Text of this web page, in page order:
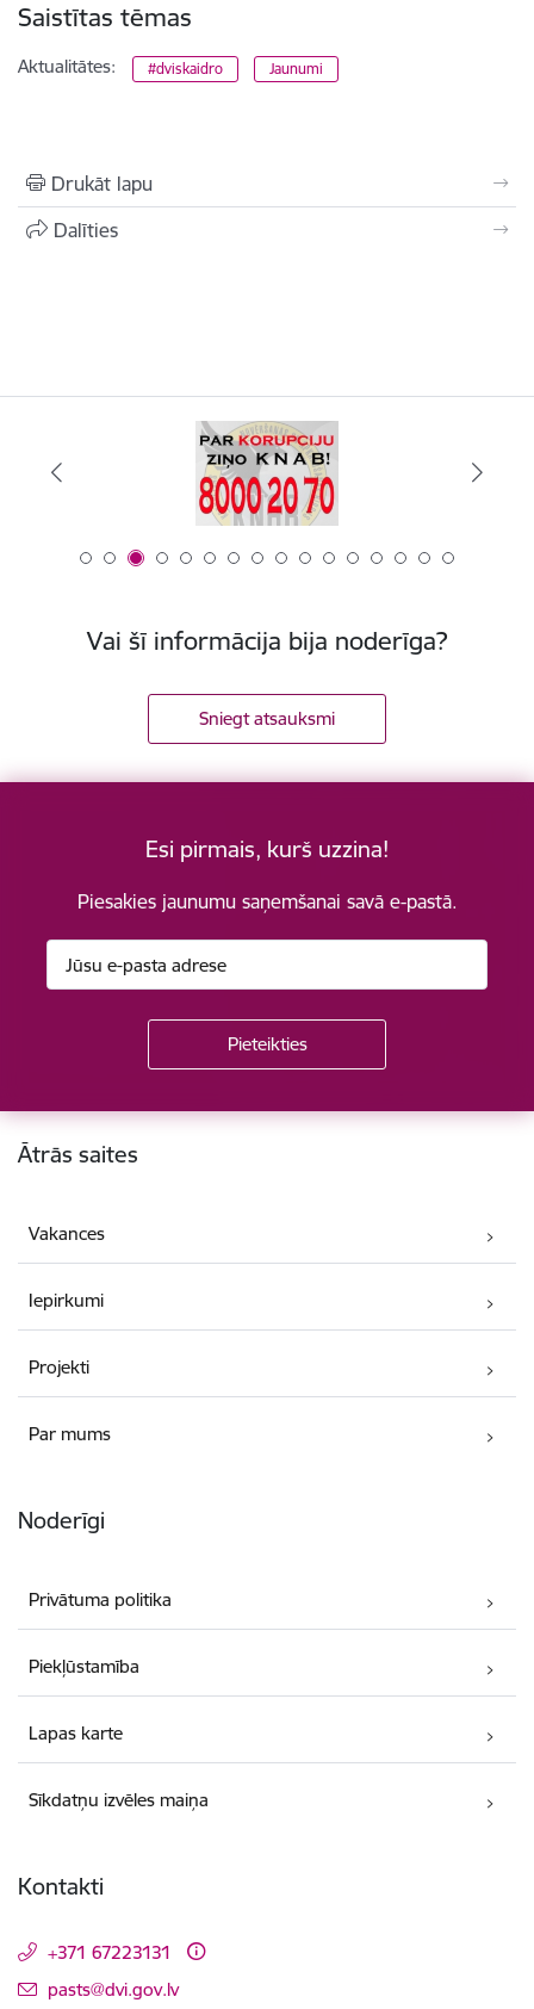
Saistītas tēmas
Aktualitātes: #dviskaidro Jaunumi
Drukāt lapu
Dalīties
Vai šī informācija bija noderīga?
Sniegt atsauksmi
Esi pirmais, kurš uzzina!
Piesakies jaunumu saņemšanai savā e-pastā.
Kājene
Ātrās saites
Vakances
Iepirkumi
Projekti
Par mums
Noderīgi
Privātuma politika
Piekļūstamība
Lapas karte
Sīkdatņu izvēles maiņa
Kontakti
+371 67223131
E-pasts:
pasts@dvi.gov.lv